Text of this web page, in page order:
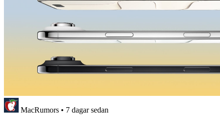
MacRumors • 7 dagar sedan